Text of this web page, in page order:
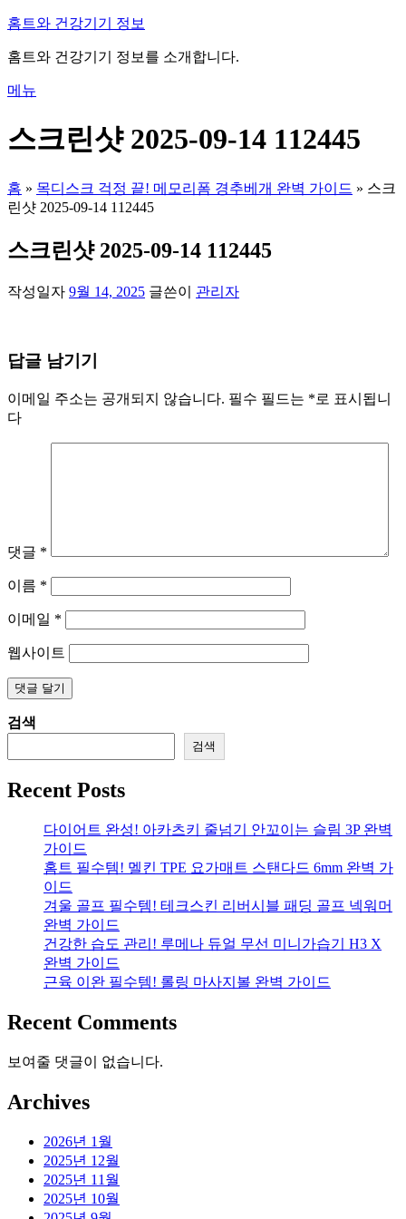
내
으
바
가
홈트와 건강기기 정보
홈트와 건강기기 정보를 소개합니다.
메뉴
스크린샷 2025-09-14 112445
홈 » 목디스크 걱정 끝! 메모리폼 경추베개 완벽 가이드 » 스크
린샷 2025-09-14 112445
스크린샷 2025-09-14 112445
작성일자 9월 14, 2025 글쓴이 관리자
답글 남기기
이메일 주소는 공개되지 않습니다. 필수 필드는 *로 표시됩니
다
댓글 *
이름 *
이메일 *
웹사이트
검색
검색
Recent Posts
다이어트 완성! 아카츠키 줄넘기 안꼬이는 슬림 3P 완벽
가이드
홈트 필수템! 멜킨 TPE 요가매트 스탠다드 6mm 완벽 가
이드
겨울 골프 필수템! 테크스킨 리버시블 패딩 골프 넥워머
완벽 가이드
건강한 습도 관리! 루메나 듀얼 무선 미니가습기 H3 X
완벽 가이드
근육 이완 필수템! 롤링 마사지볼 완벽 가이드
Recent Comments
보여줄 댓글이 없습니다.
Archives
2026년 1월
2025년 12월
2025년 11월
2025년 10월